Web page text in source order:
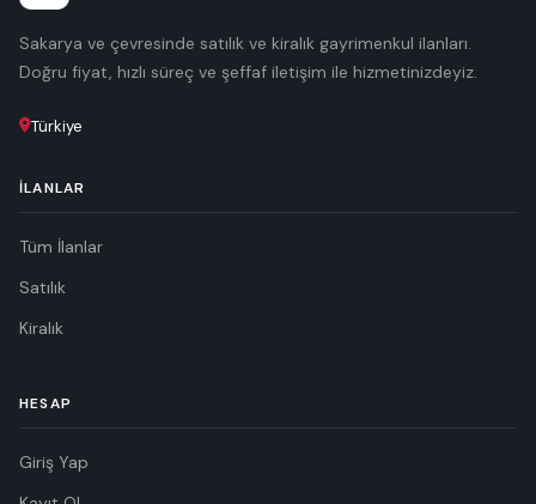
Sakarya ve çevresinde satılık ve kiralık gayrimenkul ilanları.
Doğru fiyat, hızlı süreç ve şeffaf iletişim ile hizmetinizdeyiz.
Türkiye
İLANLAR
Tüm İlanlar
Satılık
Kiralık
HESAP
Giriş Yap